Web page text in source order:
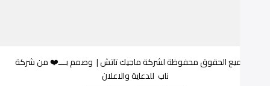
© جميع الحقوق محفوظة لشركة ماجيك تاتش |وصمم بـــ❤️ من شركة
للدعاية والاعلان